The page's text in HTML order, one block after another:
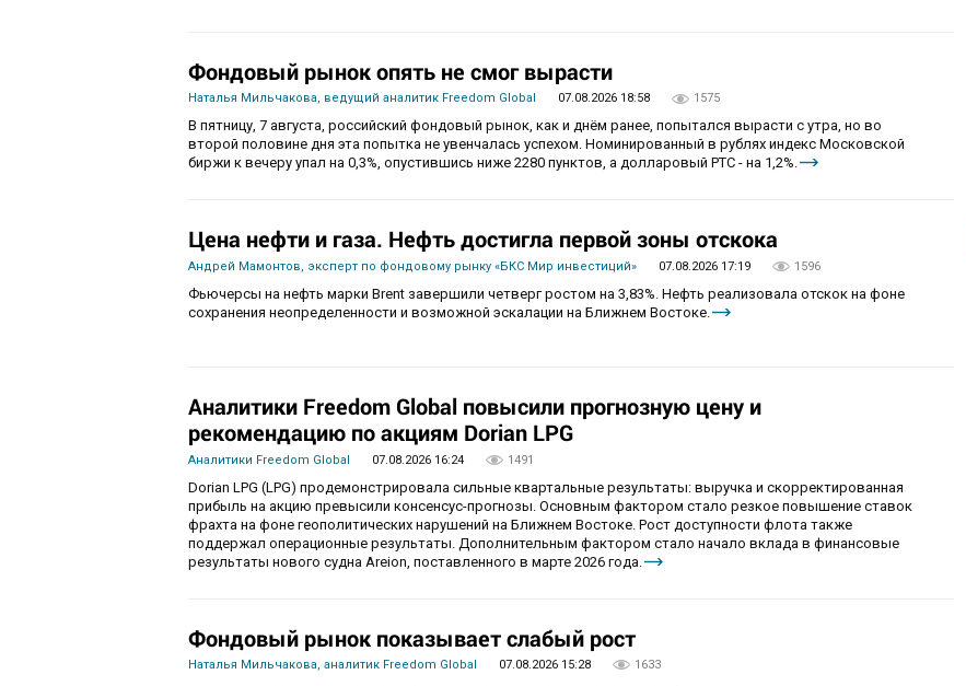
Фондовый рынок опять не смог вырасти
Наталья Мильчакова, ведущий аналитик Freedom Global 07.08.2026 18:58 1575
В пятницу, 7 августа, российский фондовый рынок, как и днём ранее, попытался вырасти с утра, но во
второй половине дня эта попытка не увенчалась успехом. Номинированный в рублях индекс Московской
биржи к вечеру упал на 0,3%, опустившись ниже 2280 пунктов, а долларовый РТС - на 1,2%.
Цена нефти и газа. Нефть достигла первой зоны отскока
Андрей Мамонтов, эксперт по фондовому рынку «БКС Мир инвестиций» 07.08.2026 17:19 1596
Фьючерсы на нефть марки Brent завершили четверг ростом на 3,83%. Нефть реализовала отскок на фоне
сохранения неопределенности и возможной эскалации на Ближнем Востоке.
Аналитики Freedom Global повысили прогнозную цену и
рекомендацию по акциям Dorian LPG
Аналитики Freedom Global 07.08.2026 16:24 1491
Dorian LPG (LPG) продемонстрировала сильные квартальные результаты: выручка и скорректированная
прибыль на акцию превысили консенсус-прогнозы. Основным фактором стало резкое повышение ставок
фрахта на фоне геополитических нарушений на Ближнем Востоке. Рост доступности флота также
поддержал операционные результаты. Дополнительным фактором стало начало вклада в финансовые
результаты нового судна Areion, поставленного в марте 2026 года.
Фондовый рынок показывает слабый рост
Наталья Мильчакова, аналитик Freedom Global 07.08.2026 15:28 1633